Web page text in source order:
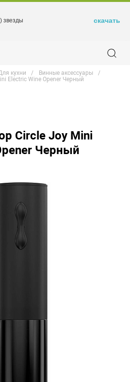
кухни
Винные аксессуары
Electric Wine Opener Черный
Circle Joy Mini
Черный
звезды
скачать